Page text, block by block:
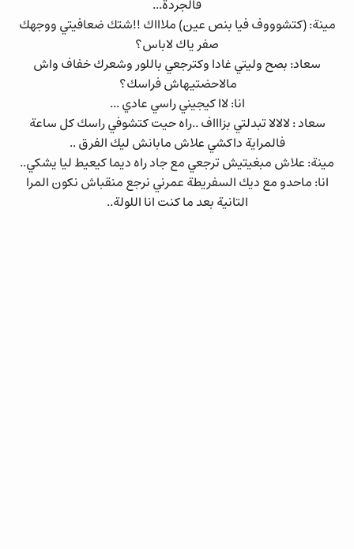
فالجردة...
مينة: (كتشوووف فيا بنص عين) ملاااك !!شتك ضعافيتي ووجهك
صفر ياك لاباس؟
سعاد: بصح وليتي غادا وكترجعي باللور وشعرك خفاف واش
مالاحضتيهاش فراسك؟
انا: لاا كيجيني راسي عادي ...
سعاد : لالالا تبدلتي بزاااف ..راه حيت كتشوفي راسك كل ساعة
فالمراية داكشي علاش مابانش ليك الفرق ..
مينة: علاش مبغيتيش ترجعي مع جاد راه ديما كيعيط ليا يشكي..
انا: ماحدو مع ديك السفريطة عمرني نرجع منقباش نكون المرا
التانية بعد ما كنت انا اللولة..